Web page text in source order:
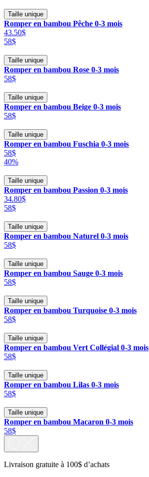
Taille unique
Romper en bambou Pêche 0-3 mois
43.50$
58$
Taille unique
Romper en bambou Rose 0-3 mois
58$
Taille unique
Romper en bambou Beige 0-3 mois
58$
Taille unique
Romper en bambou Fuschia 0-3 mois
58$
40%
Taille unique
Romper en bambou Passion 0-3 mois
34.80$
58$
Taille unique
Romper en bambou Naturel 0-3 mois
58$
Taille unique
Romper en bambou Sauge 0-3 mois
58$
Taille unique
Romper en bambou Turquoise 0-3 mois
58$
Taille unique
Romper en bambou Vert Collégial 0-3 mois
58$
Taille unique
Romper en bambou Lilas 0-3 mois
58$
Taille unique
Romper en bambou Macaron 0-3 mois
58$
Livraison gratuite à 100$ d’achats